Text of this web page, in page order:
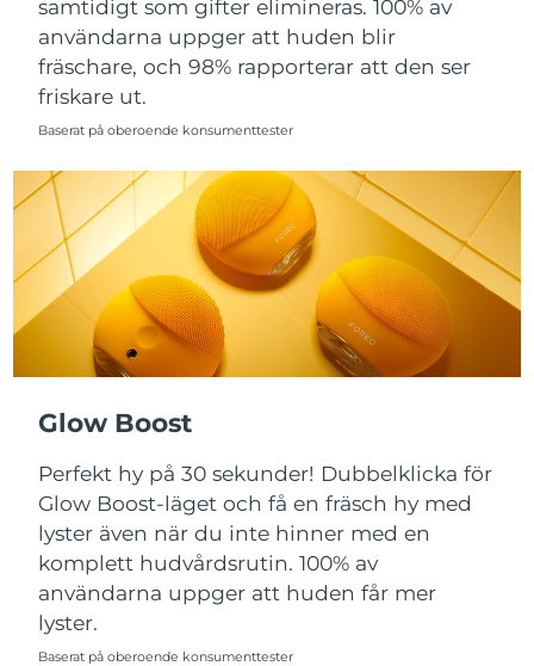
samtidigt som gifter elimineras. 100% av
användarna uppger att huden blir
fräschare, och 98% rapporterar att den ser
friskare ut.
Baserat på oberoende konsumenttester
Glow Boost
Perfekt hy på 30 sekunder! Dubbelklicka för
Glow Boost-läget och få en fräsch hy med
lyster även när du inte hinner med en
komplett hudvårdsrutin. 100% av
användarna uppger att huden får mer
lyster.
Baserat på oberoende konsumenttester
Slovakien Förväntad leverans
Slovenien
Sydkorea Förväntad leverans 8/10/26
Spanien Förväntad leverans 8/8/26
Sverige Förväntad leverans8/8/26
Thailand Förväntad leverans8/12/26
Turkiet Förväntad leverans
Förenade
Arabemiraten